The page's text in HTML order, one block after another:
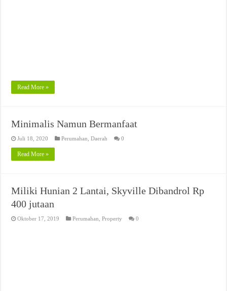
Read More »
Minimalis Namun Bermanfaat
Juli 18, 2020 Perumahan ,Daerah 0
Read More »
Miliki Hunian 2 Lantai, Skyville Dibandrol Rp
400 jutaan
Oktober 17, 2019 Perumahan ,Property 0